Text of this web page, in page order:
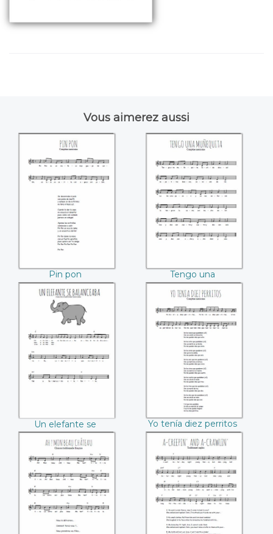
Vous aimerez aussi
Pin pon
Pin pon
Tengo una
muñequita
Tengo una
muñequita
Un elefante se
balanceaba
Un elefante se
balanceaba
Yo tenía diez
perritos
Yo tenía diez perritos
Ah ! mon beau
château
A-creepin' and a-
crawlin'